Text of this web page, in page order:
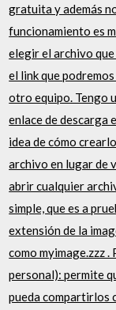
gratuita y además
funcionamiento es
elegir el archivo
el link que
otro equipo. Tengo
enlace de descarga
idea de cómo
archivo en lugar de
abrir cualquier
simple, que es a
extensión de la
como myimage.zzz
personal): permite
pueda compartirlos